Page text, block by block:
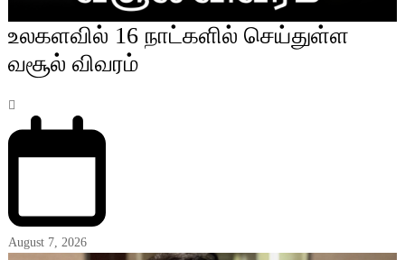
உலகளவில் 16 நாட்களில் செய்துள்ள
வசூல் விவரம்
August 7, 2026